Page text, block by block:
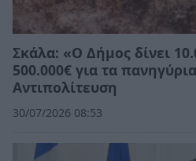
Σκάλα: «Ο Δήμος δίνει
500.000€ για τα
Αντιπολίτευση
30/07/2026 08:53